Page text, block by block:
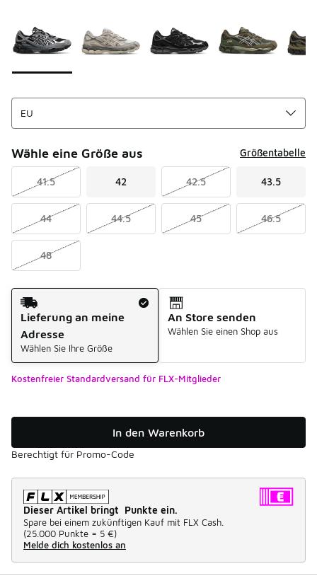
Wähle eine Größe aus Größentabelle
41.5 42 42.5 43.5
44 44.5 45 46.5
48
Versandart
Lieferung an meine
Adresse
Wählen Sie Ihre Größe
An Store senden
Wählen Sie einen Shop aus
Kostenfreier Standardversand für FLX-Mitglieder
In den Warenkorb
Berechtigt für Promo-Code
Dieser Artikel bringt Punkte ein.
Spare bei einem zukünftigen Kauf mit FLX Cash.
(25.000 Punkte = 5 €)
Melde dich kostenlos an